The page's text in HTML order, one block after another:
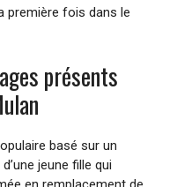
première fois dans le
présents
basé sur un
jeune fille qui